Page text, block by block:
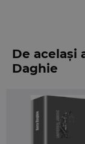
dispozitiilor
straina
legiuitorul
legale care
recenta si
menite sa
notiunilor de
De același
Daghie